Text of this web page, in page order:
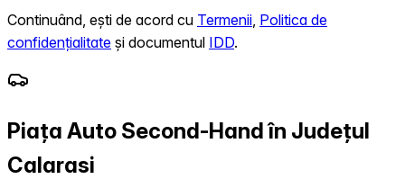
Continuând, ești de acord cu Termenii Politica de
confidențialitate și documentul IDD.
Piața Auto Second-Hand în Județul
Calarasi